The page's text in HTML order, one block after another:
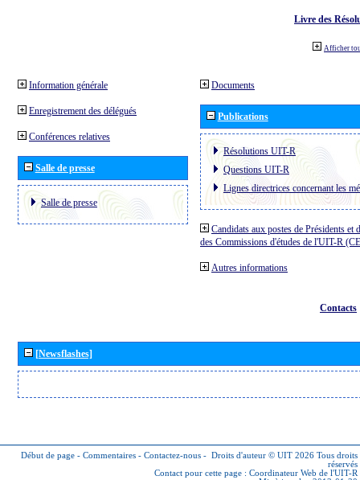
Livre des
Afficher
Information générale
Enregistrement des délégués
Conférences relatives
Salle de presse
Salle de presse
Documents
Publications
Résolutions UIT-R
Questions UIT-R
Lignes directrices concernant les
Candidats aux postes de Présidents et
des Commissions d'études de l'UIT-R
Autres informations
Contacts
[Newsflashes]
Début de page - Commentaires - Contactez-nous - Droits d'auteur © UIT 2026 Tous droits
réservés
Contact pour cette page : Coordinateur Web de l'UIT-R